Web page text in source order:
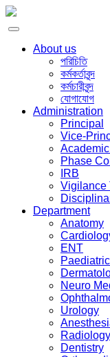
About us
পরিচিতি
কর্মকর্তাবৃন্দ
কর্মচারীবৃন্দ
যোগাযোগ
Administration
Principal
Vice-
Phase
IRB
Vigilance
Department
Anatomy
ENT
Neuro
Urology
Dentistry